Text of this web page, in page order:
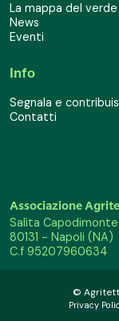
La mappa del
News
Eventi
Info
Segnala e
Contatti
Associazione
Salita
80131 - Napoli (NA)
C.f 95207960634
©
Privacy